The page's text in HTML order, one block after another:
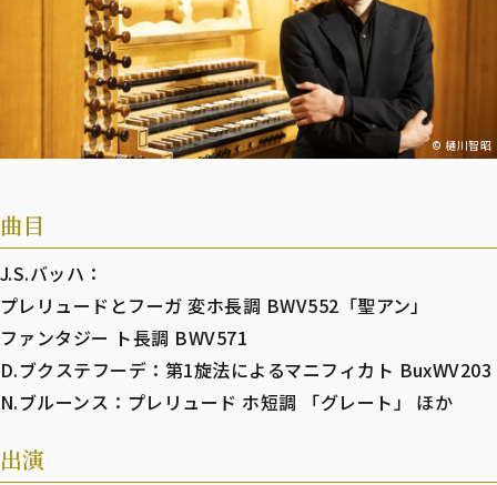
© 樋川智昭
曲目
J.S.バッハ：
プレリュードとフーガ 変ホ長調 BWV552「聖アン」
ファンタジー ト長調 BWV571
D.ブクステフーデ：第1旋法によるマニフィカト BuxWV203
N.ブルーンス：プレリュード ホ短調 「グレート」 ほか
出演